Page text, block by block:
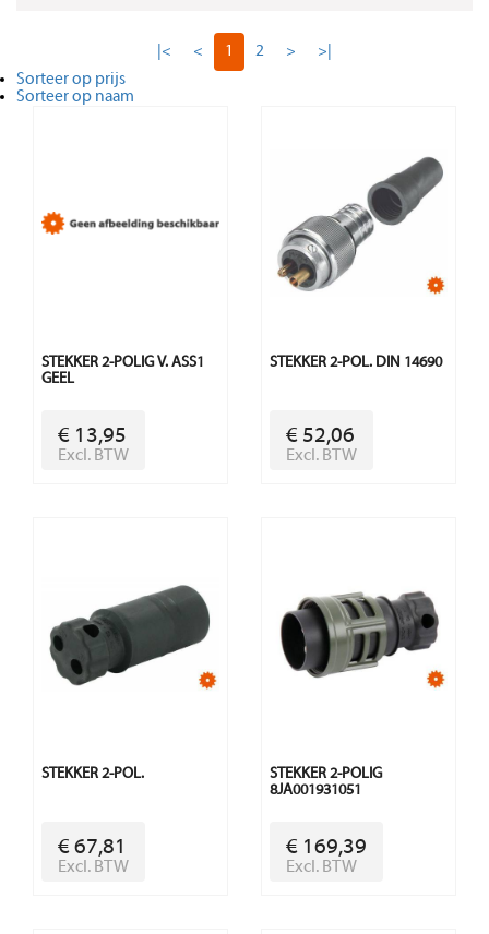
|< < 1 2 >
>|
Sorteer op prijs
Sorteer op naam
STEKKER 2-POLIG V. ASS1
GEEL
€ 13,95
Excl. BTW
STEKKER 2-POL. DIN 14690
€ 52,06
Excl. BTW
STEKKER 2-POL.
€ 67,81
Excl. BTW
STEKKER 2-POLIG
8JA001931051
€ 169,39
Excl. BTW